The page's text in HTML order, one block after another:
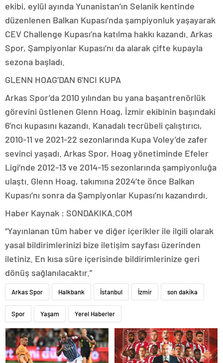
ekibi, eylül ayında Yunanistan’ın Selanik kentinde
düzenlenen Balkan Kupası’nda şampiyonluk yaşayarak
CEV Challenge Kupası’na katılma hakkı kazandı. Arkas
Spor, Şampiyonlar Kupası’nı da alarak çifte kupayla
sezona başladı.
GLENN HOAG’DAN 6’NCI KUPA
Arkas Spor’da 2010 yılından bu yana başantrenörlük
görevini üstlenen Glenn Hoag, İzmir ekibinin başındaki
6’ncı kupasını kazandı. Kanadalı tecrübeli çalıştırıcı,
2010-11 ve 2021-22 sezonlarında Kupa Voley’de zafer
sevinci yaşadı. Arkas Spor, Hoag yönetiminde Efeler
Ligi’nde 2012-13 ve 2014-15 sezonlarında şampiyonluğa
ulaştı. Glenn Hoag, takımına 2024’te önce Balkan
Kupası’nı sonra da Şampiyonlar Kupası’nı kazandırdı.
Haber Kaynak : SONDAKIKA.COM
“Yayınlanan tüm haber ve diğer içerikler ile ilgili olarak
yasal bildirimlerinizi bize iletişim sayfası üzerinden
iletiniz. En kısa süre içerisinde bildirimlerinize geri
dönüş sağlanılacaktır.”
Arkas Spor Halkbank İstanbul İzmir son dakika
Spor Yaşam Yerel Haberler